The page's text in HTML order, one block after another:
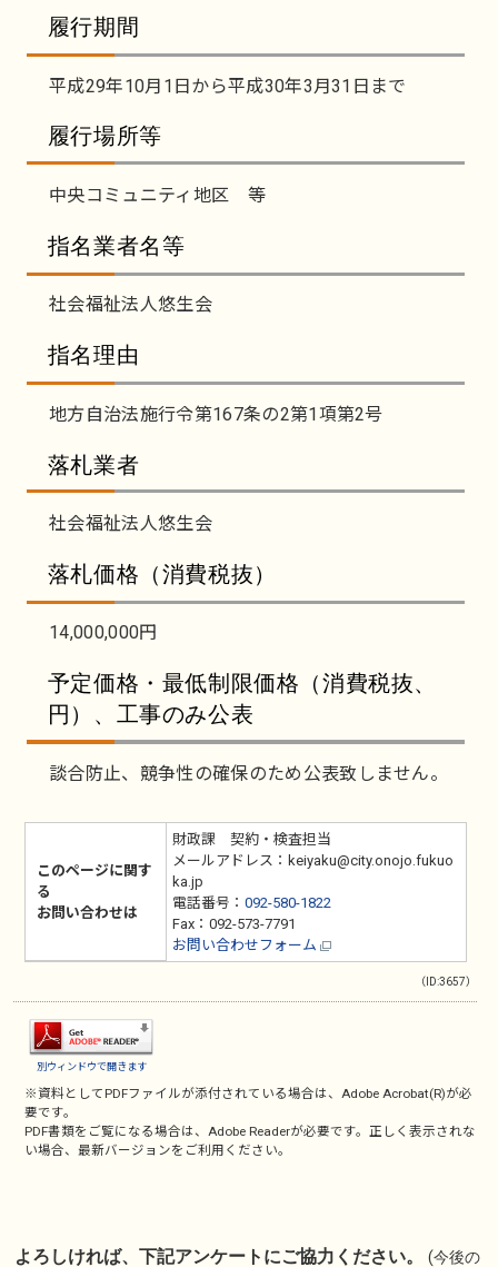
履行期間
平成29年10月1日から平成30年3月31日まで
履行場所等
中央コミュニティ地区 等
指名業者名等
社会福祉法人悠生会
指名理由
地方自治法施行令第167条の2第1項第2号
落札業者
社会福祉法人悠生会
落札価格（消費税抜）
14,000,000円
予定価格・最低制限価格（消費税抜、
円）、工事のみ公表
談合防止、競争性の確保のため公表致しません。
このページに関す
る
お問い合わせは
財政課 契約・検査担当
メールアドレス：keiyaku@city.onojo.fukuo
ka.jp
電話番号： 092-580-1822
Fax：092-573-7791
お問い合わせフォーム
（ID:3657）
別ウィンドウで開きます
※資料としてPDFファイルが添付されている場合は、Adobe Acrobat(R)が必
要です。
PDF書類をご覧になる場合は、Adobe Readerが必要です。正しく表示されな
い場合、最新バージョンをご利用ください。